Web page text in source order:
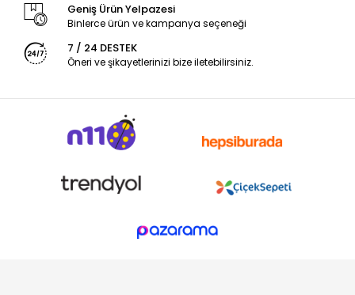
Geniş Ürün Yelpazesi
Binlerce ürün ve kampanya seçeneği
7 / 24 DESTEK
Öneri ve şikayetlerinizi bize iletebilirsiniz.